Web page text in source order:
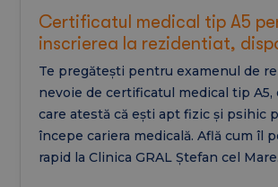
Certificatul medical tip A5
inscrierea la rezidentiat,
Clinica GRAL Stefan cel
Te pregătești pentru examenul de
nevoie de certificatul medical tip A5,
care atestă că ești apt fizic și psihic
începe cariera medicală. Află cum îl
rapid la Clinica GRAL Ștefan cel Mare.